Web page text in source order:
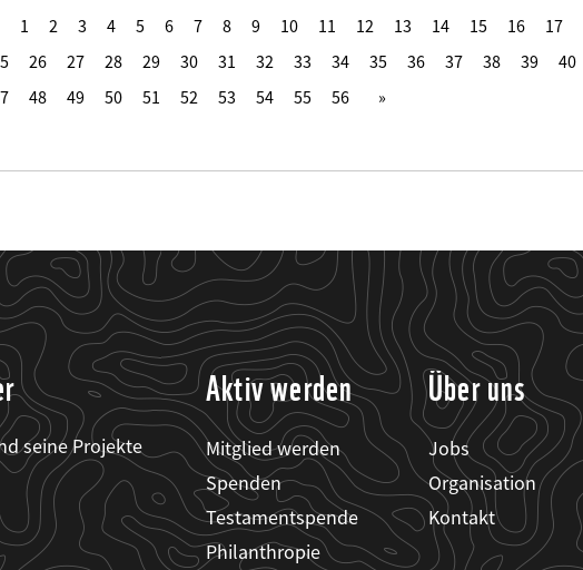
1 2 3 4 5 6 7 8 9 10 11 12 13 14 15 16 17
26 27 28 29 30 31 32 33 34 35 36 37 38 39 40
48 49 50 51 52 53 54 55 56
seine Projekte
Aktiv werden
Mitglied werden
Spenden
Testamentspende
Philanthropie
Über uns
Jobs
Organisation
Kontakt